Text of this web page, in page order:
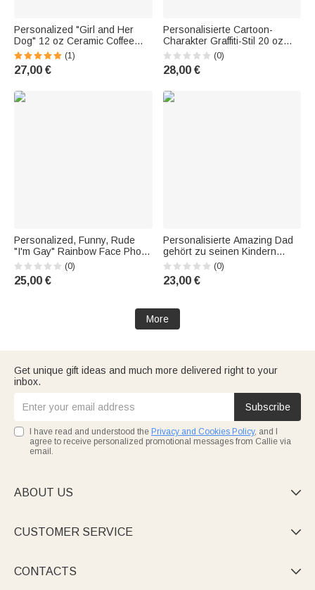
Personalized "Girl and Her
Dog" 12 oz Ceramic Coffee
Mug with Handle and
Engraved Name—Home Office
Drinkware, Pet Memorial Gift
(1)
27,00 €
Personalisierte Cartoon-
Charakter Graffiti-Stil 20 oz
gerade Skinny Tumbler zurück
zu Schule tägliches Geschenk
für Kinder Graffiti-Liebhaber
(0)
28,00 €
Personalized, Funny, Rude
"I'm Gay" Rainbow Face Photo
12 oz Thermochromic Ceramic
Coffee Mug with Name—Pride
Month Birthday Gift for Gay
(0)
25,00 €
Personalisierte Amazing Dad
gehört zu seinen Kindern
Keramik-Becher mit Namen
Geburtstag Vatertag
Geschenk für ihn
(0)
23,00 €
More
Get unique gift ideas and much more delivered right to your
inbox.
Subscribe
I have read and understood the Privacy and Cookies Policy, and I
agree to receive personalized promotional messages from Callie via
email.
ABOUT US 
CUSTOMER SERVICE 
CONTACTS 